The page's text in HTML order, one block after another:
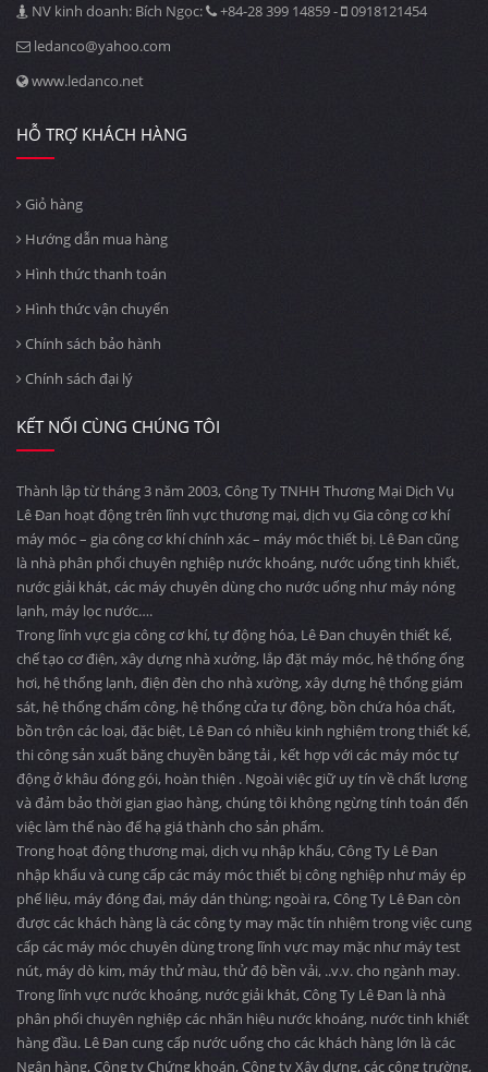
NV kinh doanh: Bích Ngọc:
+84-28 399 14859 -
0918121454
ledanco@yahoo.com
www.ledanco.net
HỖ TRỢ KHÁCH HÀNG
Giỏ hàng
Hướng dẫn mua hàng
Hình thức thanh toán
Hình thức vận chuyển
Chính sách bảo hành
Chính sách đại lý
KẾT NỐI CÙNG CHÚNG TÔI
Thành lập từ tháng 3 năm 2003, Công Ty TNHH Thương Mại Dịch Vụ
Lê Đan hoạt động trên lĩnh vực thương mại, dịch vụ Gia công cơ khí
máy móc – gia công cơ khí chính xác – máy móc thiết bị. Lê Đan cũng
là nhà phân phối chuyên nghiệp nước khoáng, nước uống tinh khiết,
nước giải khát, các máy chuyên dùng cho nước uống như máy nóng
lạnh, máy lọc nước….
Trong lĩnh vực gia công cơ khí, tự động hóa, Lê Đan chuyên thiết kế,
chế tạo cơ điện, xây dựng nhà xưởng, lắp đặt máy móc, hệ thống ống
hơi, hệ thống lạnh, điện đèn cho nhà xường, xây dựng hệ thống giám
sát, hệ thống chấm công, hệ thống cửa tự động, bồn chứa hóa chất,
bồn trộn các loại, đặc biệt, Lê Đan có nhiều kinh nghiệm trong thiết kế,
thi công sản xuất băng chuyền băng tải , kết hợp với các máy móc tự
động ở khâu đóng gói, hoàn thiện . Ngoài việc giữ uy tín về chất lượng
và đảm bảo thời gian giao hàng, chúng tôi không ngừng tính toán đến
việc làm thế nào để hạ giá thành cho sản phẩm.
Trong hoạt động thương mại, dịch vụ nhập khẩu, Công Ty Lê Đan
nhập khẩu và cung cấp các máy móc thiết bị công nghiệp như máy ép
phế liệu, máy đóng đai, máy dán thùng; ngoài ra, Công Ty Lê Đan còn
được các khách hàng là các công ty may mặc tín nhiệm trong việc cung
cấp các máy móc chuyên dùng trong lĩnh vực may mặc như máy test
nút, máy dò kim, máy thử màu, thử độ bền vải, ..v.v. cho ngành may.
Trong lĩnh vực nước khoáng, nước giải khát, Công Ty Lê Đan là nhà
phân phối chuyên nghiệp các nhãn hiệu nước khoáng, nước tinh khiết
hàng đầu. Lê Đan cung cấp nước uống cho các khách hàng lớn là các
Ngân hàng, Công ty Chứng khoán, Công ty Xây dựng, các công trường,